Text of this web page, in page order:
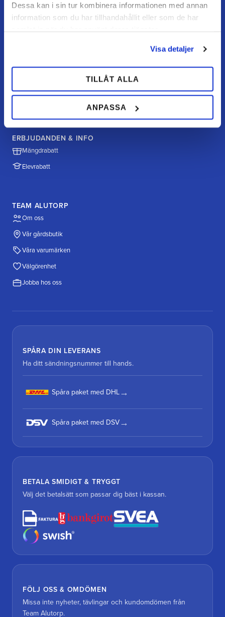
Dessa kan i sin tur kombinera informationen med annan
information som du har tillhandahållit eller som de har
Visa detaljer
TILLÅT ALLA
ANPASSA
Betalningsalternativ
ERBJUDANDEN & INFO
Mängdrabatt
Elevrabatt
TEAM ALUTORP
Om oss
Vår gårdsbutik
Våra varumärken
Välgörenhet
Jobba hos oss
SPÅRA DIN LEVERANS
Ha ditt sändningsnummer till hands.
Spåra paket med DHL
Spåra paket med DSV
BETALA SMIDIGT & TRYGGT
Välj det betalsätt som passar dig bäst i kassan.
FÖLJ OSS & OMDÖMEN
Missa inte nyheter, tävlingar och kundomdömen från
Team Alutorp.